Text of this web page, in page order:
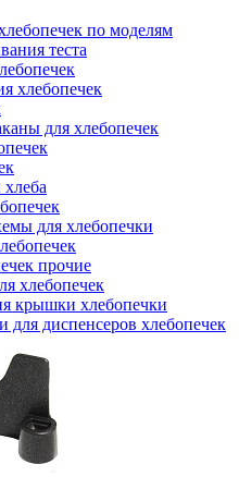
по моделям
теста
хлебопечек
для хлебопечек
для хлебопечки
прочие
хлебопечек
крышки хлебопечки
для диспенсеров хлебопечек